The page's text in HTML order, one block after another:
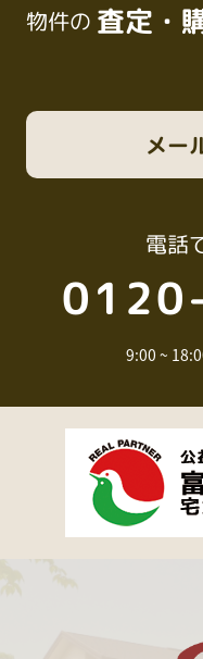
物件の 査定・
電話
9:00 ~
メー